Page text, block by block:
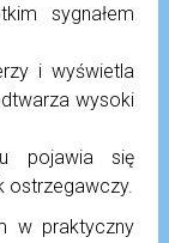
sygnałem
i wyświetla
wysoki
pojawia się
ostrzegawczy.
w praktyczny